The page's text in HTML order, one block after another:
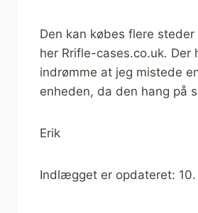
Den kan købes flere
her Rrifle-cases.co.uk.
indrømme at jeg mistede
enheden, da den hang på
Erik
Indlægget er opdateret: